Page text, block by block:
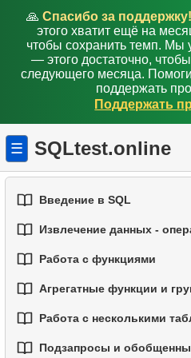
🙏 Спасибо за поддержку!
этого хватит ещё на
чтобы сохранить темп. Мы
— этого достаточно,
следующего месяца.
поддержать
Поддержать
☰ SQLtest.online
Введение в SQL
1.Введение в базы
Типы баз данных
Извлечение данных -
1.Выборка данных из
2. Фильтрация данных
Работа с функциями
1.Встроенные функции
Основные строковые
Агрегатные функции и
1.Базовые агрегатные
Работа с несколькими
1.Основы соединений
Подзапросы и